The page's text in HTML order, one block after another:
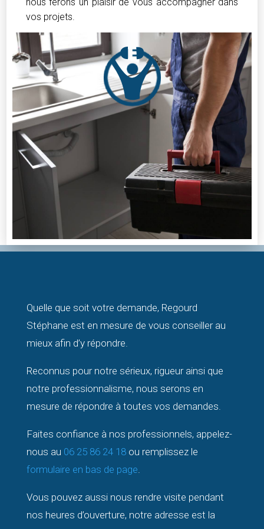
vos projets.
Quelle que soit votre demande, Regourd
Stéphane est en mesure de vous conseiller au
mieux afin d’y répondre.
Reconnus pour notre sérieux, rigueur ainsi que
notre professionnalisme, nous serons en
mesure de répondre à toutes vos demandes.
Faites confiance à nos professionnels, appelez-
nous au 06 25 86 24 18ou remplissez le
formulaire en bas de page
Vous pouvez aussi nous rendre visite pendant
nos heures d’ouverture, notre adresse est la